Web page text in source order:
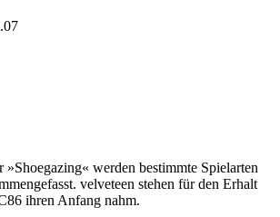
»Shoegazing« werden bestimmte Spielarten
velveteen stehen für den Erhalt
ihren Anfang nahm.